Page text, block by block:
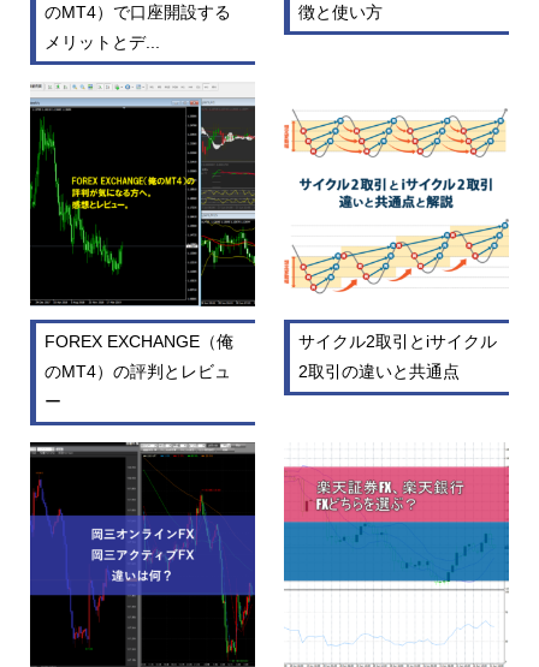
のMT4）で口座開設する
メリットとデ...
徴と使い方
FOREX EXCHANGE（俺
のMT4）の評判とレビュ
ー
サイクル2取引とiサイクル
2取引の違いと共通点